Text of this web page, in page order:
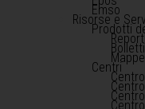
Emso
Risorse e
Prodotti
Mappe
Centri